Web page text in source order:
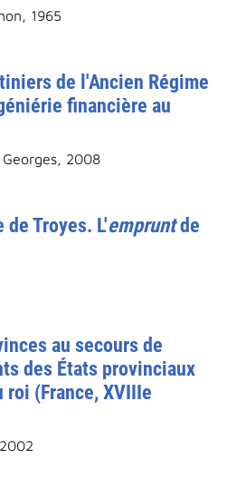
1965
de l'Ancien Régime
financière au
Georges, 2008
Troyes. L'empruntde
au secours de
des États provinciaux
(France, XVIIIe